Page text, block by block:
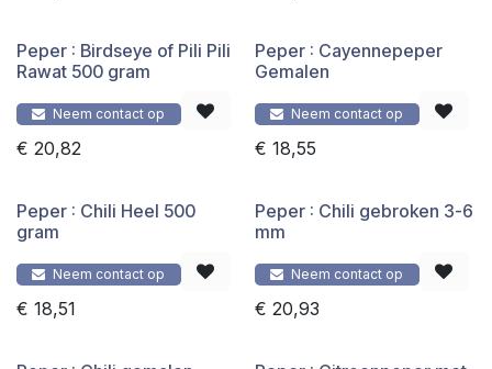
Peper : Birdseye of Pili Pili
Rawat 500 gram
Neem contact op
€ 20,82
Peper : Cayennepeper
Gemalen
Neem contact op
€ 18,55
Peper : Chili Heel 500
gram
Neem contact op
€ 18,51
Peper : Chili gebroken 3-6
mm
Neem contact op
€ 20,93